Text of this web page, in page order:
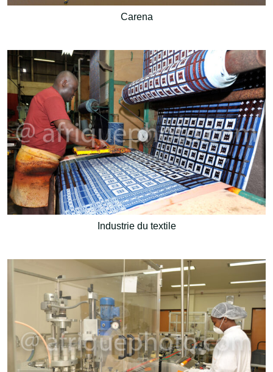
Carena
Industrie du textile